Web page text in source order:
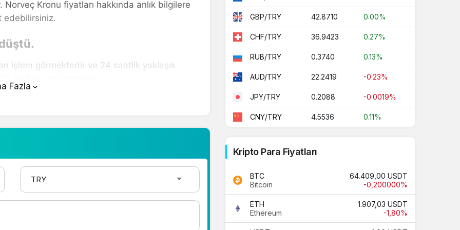
Kronu fiyatları hakkında anlık bilgilere
edebilirsiniz.
işlem görmektedir ve 24 saatlik yaklaşık
detaylı bilgi ve anlık güncellemeler
Fazla
GBP/TRY 42.8710 0.00%
CHF/TRY 36.9423 0.27%
RUB/TRY 0.3740 0.13%
AUD/TRY 22.2419 -0.23%
JPY/TRY 0.2088 -0.0019%
CNY/TRY 4.5536 0.11%
Kripto Para Fiyatları
BTC
Bitcoin
64.409,00 USDT
-0,200000%
ETH
Ethereum
1.907,03 USDT
-1,80%